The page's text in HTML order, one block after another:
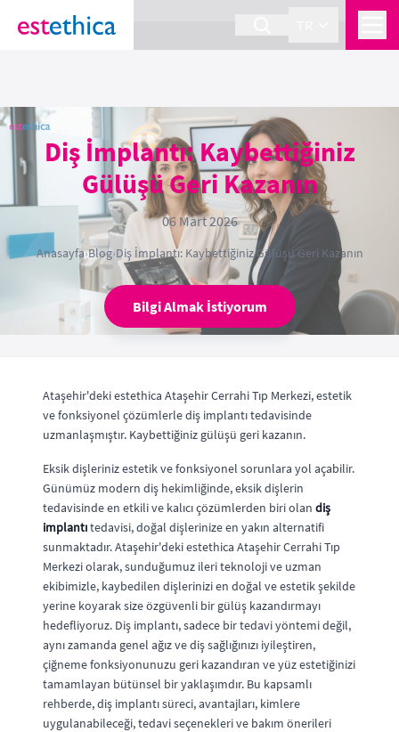
section Service {
Diş İmplantı: Kaybettiğiniz
Gülüşü Geri Kazanın
06 Mart 2026
Anasayfa›Blog›Diş İmplantı: Kaybettiğiniz Gülüşü Geri Kazanın
Bilgi Almak İstiyorum
Ataşehir'deki estethica Ataşehir Cerrahi Tıp Merkezi, estetik
ve fonksiyonel çözümlerle diş implantı tedavisinde
uzmanlaşmıştır. Kaybettiğiniz gülüşü geri kazanın.
Eksik dişleriniz estetik ve fonksiyonel sorunlara yol açabilir.
Günümüz modern diş hekimliğinde, eksik dişlerin
tedavisinde en etkili ve kalıcı çözümlerden biri olan diş
implantıtedavisi, doğal dişlerinize en yakın alternatifi
sunmaktadır. Ataşehir'deki estethica Ataşehir Cerrahi Tıp
Merkezi olarak, sunduğumuz ileri teknoloji ve uzman
ekibimizle, kaybedilen dişlerinizi en doğal ve estetik şekilde
yerine koyarak size özgüvenli bir gülüş kazandırmayı
hedefliyoruz. Diş implantı, sadece bir tedavi yöntemi değil,
aynı zamanda genel ağız ve diş sağlığınızı iyileştiren,
çiğneme fonksiyonunuzu geri kazandıran ve yüz estetiğinizi
tamamlayan bütünsel bir yaklaşımdır. Bu kapsamlı
rehberde, diş implantı süreci, avantajları, kimlere
uygulanabileceği, tedavi seçenekleri ve bakım önerileri